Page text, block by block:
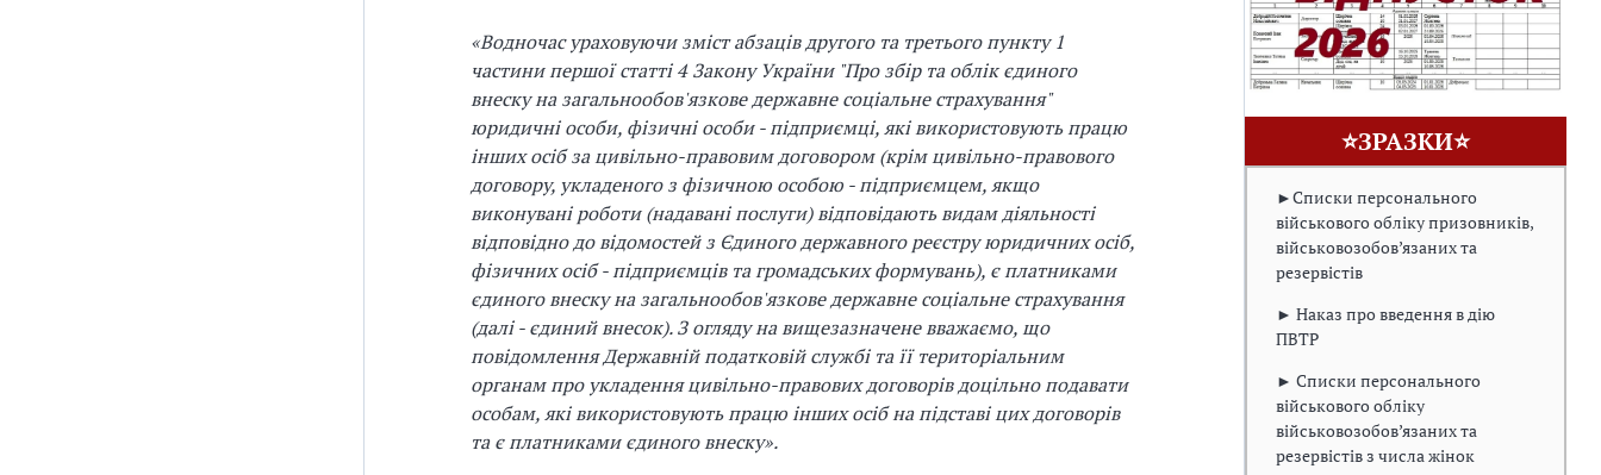
«Водночас ураховуючи зміст абзаців другого та третього пункту 1
частини першої статті 4 Закону України "Про збір та облік єдиного
внеску на загальнообов'язкове державне соціальне страхування"
юридичні особи, фізичні особи - підприємці, які використовують працю
інших осіб за цивільно-правовим договором (крім цивільно-правового
договору, укладеного з фізичною особою - підприємцем, якщо
виконувані роботи (надавані послуги) відповідають видам діяльності
відповідно до відомостей з Єдиного державного реєстру юридичних осіб,
фізичних осіб - підприємців та громадських формувань), є платниками
єдиного внеску на загальнообов'язкове державне соціальне страхування
(далі - єдиний внесок). З огляду на вищезазначене вважаємо, що
повідомлення Державній податковій службі та її територіальним
органам про укладення цивільно-правових договорів доцільно подавати
особам, які використовують працю інших осіб на підставі цих договорів
та є платниками єдиного внеску».
⭐ЗРАЗКИ⭐
►Списки персонального
військового обліку призовників,
військовозобов’язаних та
резервістів
► Наказ про введення в дію
ПВТР
► Списки персонального
військового обліку
військовозобов’язаних та
резервістів з числа жінок